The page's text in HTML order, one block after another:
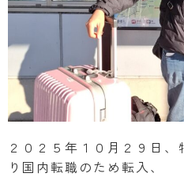
２０２５年１０月２９日
り国内転職のため転入、